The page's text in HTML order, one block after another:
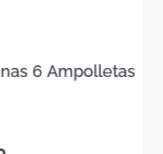
6 Ampolletas